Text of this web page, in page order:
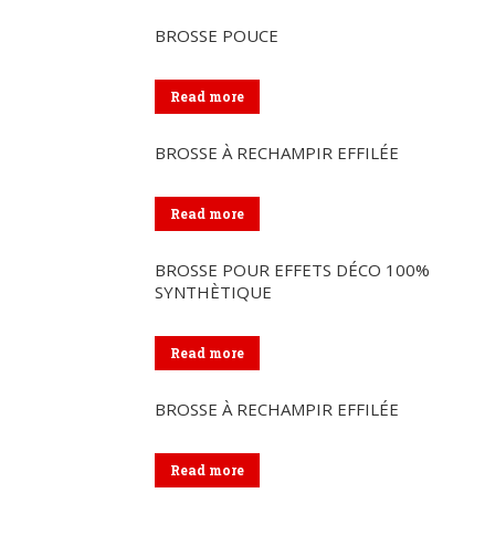
BROSSE POUCE
Read more
BROSSE À RECHAMPIR EFFILÉE
Read more
BROSSE POUR EFFETS DÉCO 100%
SYNTHÈTIQUE
Read more
BROSSE À RECHAMPIR EFFILÉE
Read more